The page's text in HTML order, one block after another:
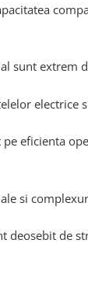
sunt extrem
electrice
eficienta
si
deosebit de